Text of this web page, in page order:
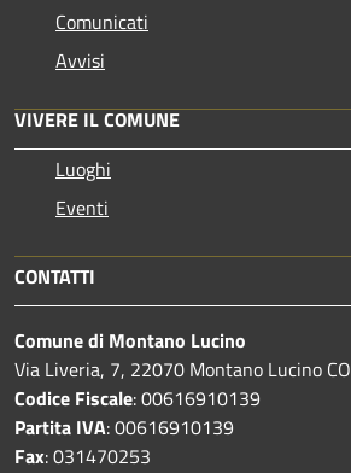
Comunicati
Avvisi
VIVERE IL COMUNE
Luoghi
Eventi
CONTATTI
Comune di Montano Lucino
Via Liveria, 7, 22070 Montano Lucino CO
Codice Fiscale: 00616910139
Partita IVA: 00616910139
Fax: 031470253